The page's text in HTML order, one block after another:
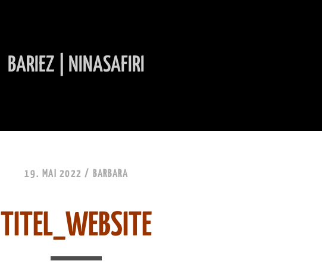
19. MAI 2022 / BARBARA
TITEL_WEBSITE
BARIEZ | NINASAFIRI